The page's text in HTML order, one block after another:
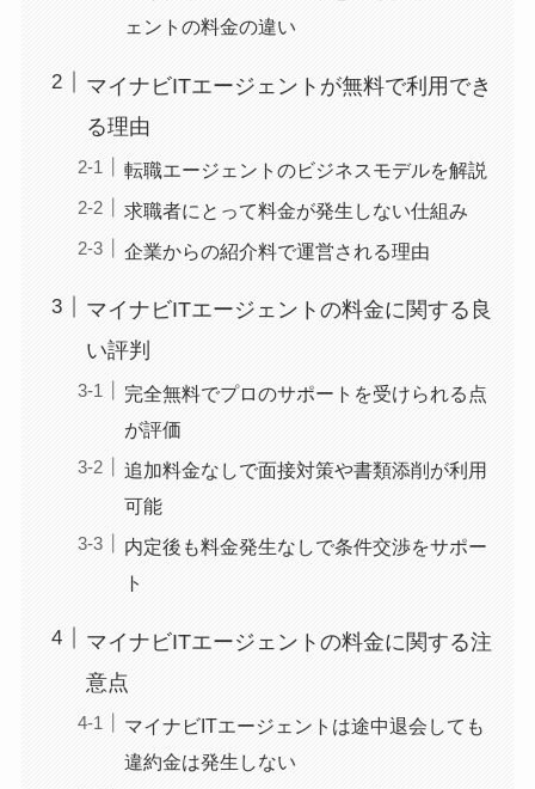
ェントの料金の違い
マイナビITエージェントが無料で利用でき
る理由
転職エージェントのビジネスモデルを解説
求職者にとって料金が発生しない仕組み
企業からの紹介料で運営される理由
マイナビITエージェントの料金に関する良
い評判
完全無料でプロのサポートを受けられる点
が評価
追加料金なしで面接対策や書類添削が利用
可能
内定後も料金発生なしで条件交渉をサポー
ト
マイナビITエージェントの料金に関する注
意点
マイナビITエージェントは途中退会しても
違約金は発生しない